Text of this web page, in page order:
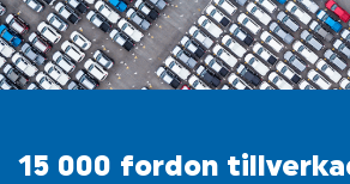
15 000 fordon